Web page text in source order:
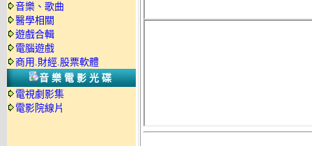
音樂、歌曲
醫學相關
遊戲合輯
電腦遊戲
商用.財經.股票軟體
音樂電影光碟
電視劇影集
電影院線片